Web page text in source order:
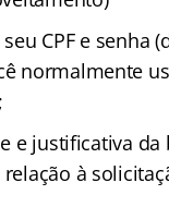
CPF e senha
normalmente
e justificativa da
à